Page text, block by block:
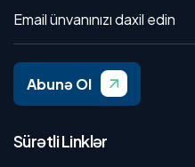
Abunə Ol
Sürətli Linklər